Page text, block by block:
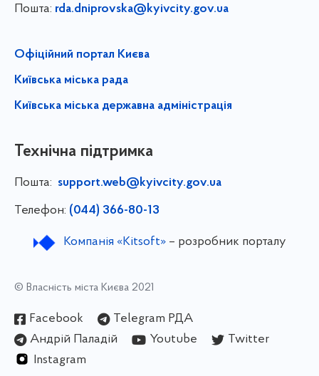
Пошта: rda.dniprovska@kyivcity.gov.ua
Офіційний портал Києва
Київська міська рада
Київська міська державна адміністрація
Технічна підтримка
Пошта: support.web@kyivcity.gov.ua
Телефон: (044) 366-80-13
Компанія «Kitsoft»– розробник порталу
© Власність міста Києва 2021
Facebook
Telegram РДА
Андрій Паладій
Youtube
Twitter
Instagram